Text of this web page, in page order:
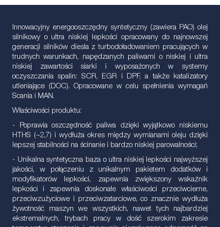
Innowacyjny energooszczędny syntetyczny (zawiera PAO) olej
silnikowy o ultra niskiej lepkości opracowany do najnowszej
generacji silników diesla z turbodoładowaniem pracujących w
trudnych warunkach, napędzanych paliwami o niskiej i ultra
niskiej zawartości siarki i wyposażonych w systemy
oczyszczania spalin: SCR, EGR i DPF, a także katalizatory
utleniające (DOC). Opracowane w celu spełnienia wymagań
Scania i MAN.
Właściwości produktu:
- Poprawia oszczędność paliwa dzięki wyjątkowo niskiemu
HTHS (~2,7) i wydłuża okres między wymianami oleju dzięki
lepszej stabilności na ścinanie i bardzo niskiej parowalności;
- Unikalna syntetyczna baza o ultra niskiej lepkości najwyższej
jakości, w połączeniu z unikalnym pakietem dodatków i
modyfikatorów lepkości, zapewnia zwiększony wskaźnik
lepkości i zapewnia doskonałe właściwości przeciwcierne,
przeciwzużyciowe i przeciwzatarciowe, co znacznie wydłuża
żywotność maszyn we wszystkich, nawet tych najbardziej
ekstremalnych, trybach pracy w dość szerokim zakresie